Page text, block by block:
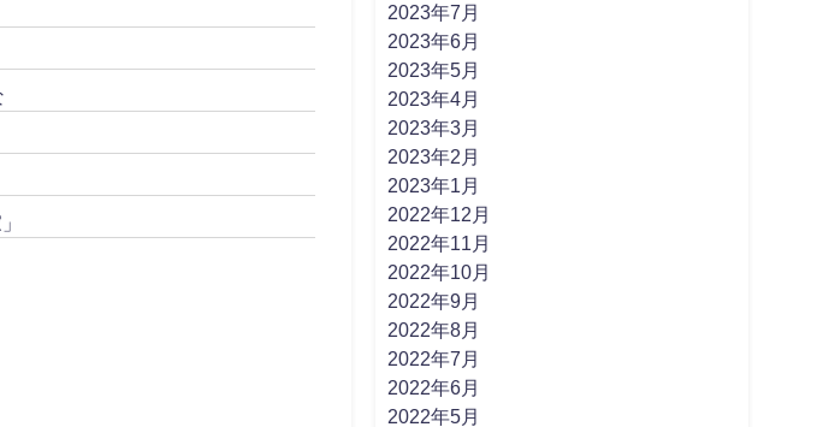
2023年7月
2023年6月
2023年5月
2023年4月
2023年3月
2023年2月
2023年1月
2022年12月
2022年11月
2022年10月
2022年9月
2022年8月
2022年7月
2022年6月
2022年5月